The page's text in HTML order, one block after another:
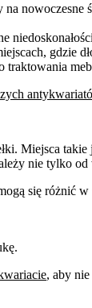
gdzie
traktowania
Miejsca
nie tylko
się różnić
, aby